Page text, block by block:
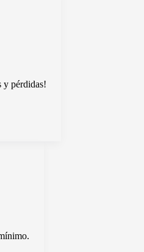
y pérdidas!